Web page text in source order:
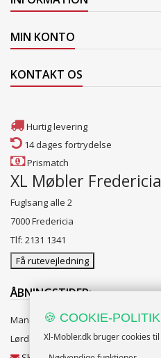
MIN KONTO
KONTAKT OS
Hurtig levering
14 dages fortrydelse
Prismatch
XL Møbler Fredericia
Fuglsang alle 2
7000 Fredericia
Tlf: 2131 1341
Få rutevejledning
ÅBNINGSTIDER:
Mandag til Fredag 10:00 til 18:00
Lørdag og Søndag 10:00 til 16:00
🍪 COOKIE-POLITIK
Xl-Mobler.dk bruger cookies til